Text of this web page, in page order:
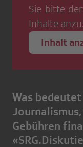
Sie bitte
Inhalte
Inhalt
Was
Gebühren